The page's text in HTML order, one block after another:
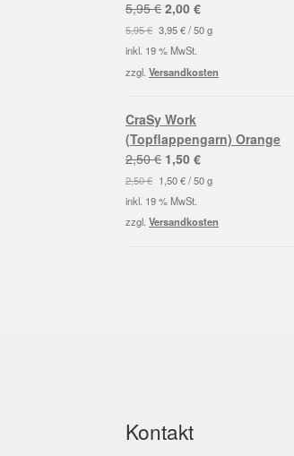
5,95€ Ursprünglicher
Preis
war:
5,95 €
2,00€Aktueller
Preis
2,00 €.
5,95€ 3,95€/50 g
inkl. 19 % MwSt.
zzgl.Versandkosten
CraSy Work
(Topflappengarn) Orange
2,50€ Ursprünglicher
Preis
war:
2,50 €
1,50€Aktueller
Preis
1,50 €.
2,50€ 1,50€/50 g
inkl. 19 % MwSt.
zzgl.Versandkosten
Kontakt